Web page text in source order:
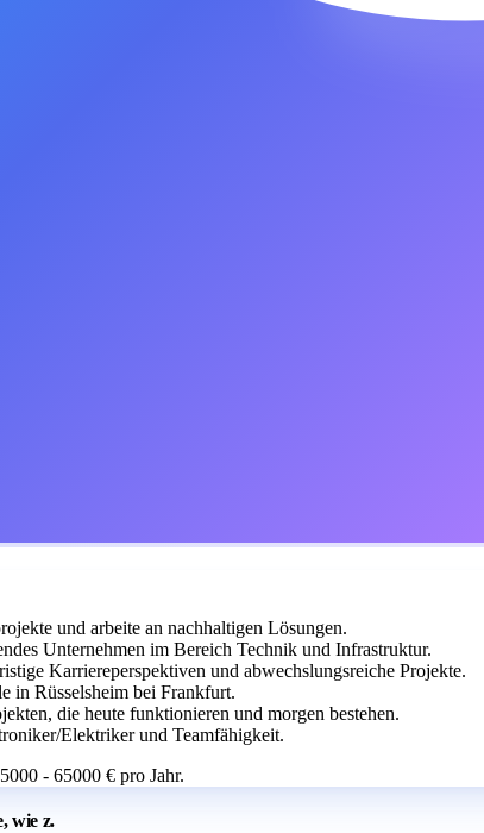
und arbeite an nachhaltigen Lösungen.
Unternehmen im Bereich Technik und Infrastruktur.
Karriereperspektiven und abwechslungsreiche Projekte.
in Rüsselsheim bei Frankfurt.
die heute funktionieren und morgen bestehen.
Elektriker und Teamfähigkeit.
- 65000 € pro Jahr.
wie z.